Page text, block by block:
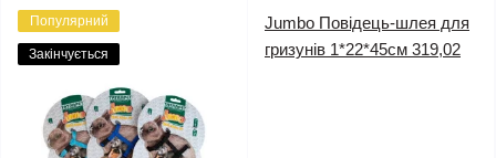
Популярний
Закінчується
Jumbo Повідець-шлея для
гризунів 1*22*45см 319,02